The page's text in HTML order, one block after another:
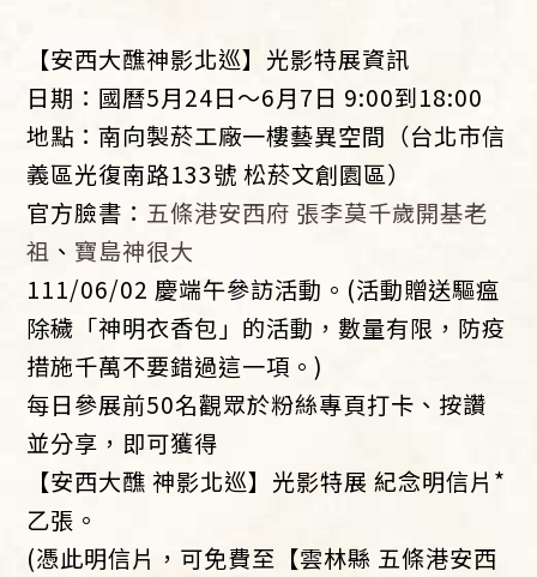
【安西大醮神影北巡】光影特展資訊
日期：國曆5月24日～6月7日 9:00到18:00
地點：南向製菸工廠一樓藝異空間（台北市信
義區光復南路133號 松菸文創園區）
官方臉書： 五條港安西府 張李莫千歲開基老
祖 、 寶島神很大
111/06/02 慶端午參訪活動。(活動贈送驅瘟
除穢「神明衣香包」的活動，數量有限，防疫
措施千萬不要錯過這一項。)
每日參展前50名觀眾於粉絲專頁打卡、按讚
並分享，即可獲得
【安西大醮 神影北巡】光影特展 紀念明信片*
乙張。
(憑此明信片，可免費至【雲林縣 五條港安西